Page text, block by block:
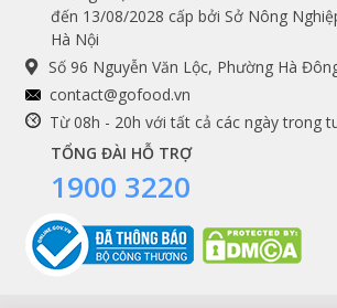
Hướng dẫn đặt hàng
Cam kết chất lượng
Tiktok
DỊCH VỤ
Premium services
đến 13/08/2028 cấp bởi Sở Nông
Hà Nội
Số 96 Nguyễn Văn Lộc, Phường Hà
contact@gofood.vn
Từ 08h - 20h với tất cả các ngày trong
TỔNG ĐÀI HỖ TRỢ
1900 3220